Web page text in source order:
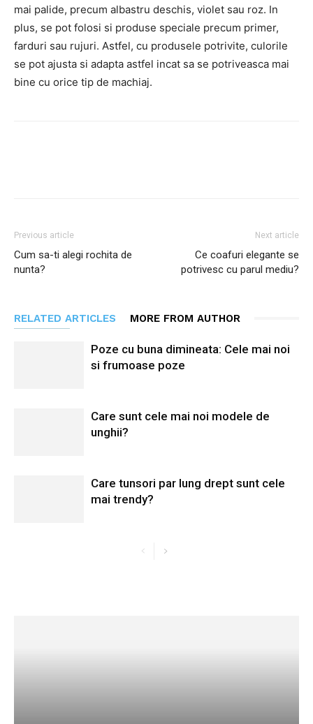
mai palide, precum albastru deschis, violet sau roz. In
plus, se pot folosi si produse speciale precum primer,
farduri sau rujuri. Astfel, cu produsele potrivite, culorile
se pot ajusta si adapta astfel incat sa se potriveasca mai
bine cu orice tip de machiaj.
Previous article
Cum sa-ti alegi rochita de
nunta?
Next article
Ce coafuri elegante se
potrivesc cu parul mediu?
RELATED ARTICLES MORE FROM AUTHOR
Poze cu buna dimineata: Cele mai noi
si frumoase poze
Care sunt cele mai noi modele de
unghii?
Care tunsori par lung drept sunt cele
mai trendy?